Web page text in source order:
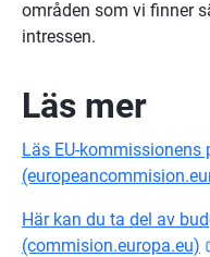
områden som vi finner
intressen.
Läs mer
Läs EU-kommissionens
Här kan du ta del av
(commision.europa.eu)